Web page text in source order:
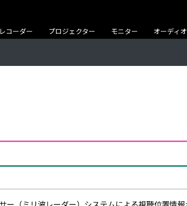
レコーダー プロジェクター モニター オーディオ